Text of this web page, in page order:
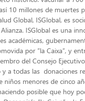
10 millones de muertes
Global, ISGlobal, es
ISGlobal es una
académicas,
por ”la Caixa”, y
del Consejo
y a todas las donaciones
niños menores de cinco
posible que hoy